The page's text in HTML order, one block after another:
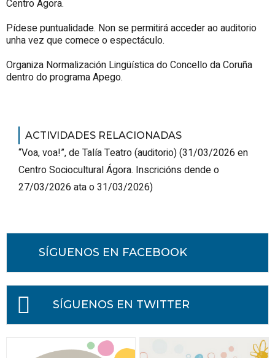
Centro Ágora.
Pídese puntualidade. Non se permitirá acceder ao auditorio
unha vez que comece o espectáculo.
Organiza Normalización Lingüística do Concello da Coruña
dentro do programa Apego.
ACTIVIDADES RELACIONADAS
“Voa, voa!”, de Talía Teatro (auditorio)(31/03/2026 en
Centro Sociocultural Ágora. Inscricións dende o
27/03/2026 ata o 31/03/2026)
SÍGUENOS EN FACEBOOK
SÍGUENOS EN TWITTER